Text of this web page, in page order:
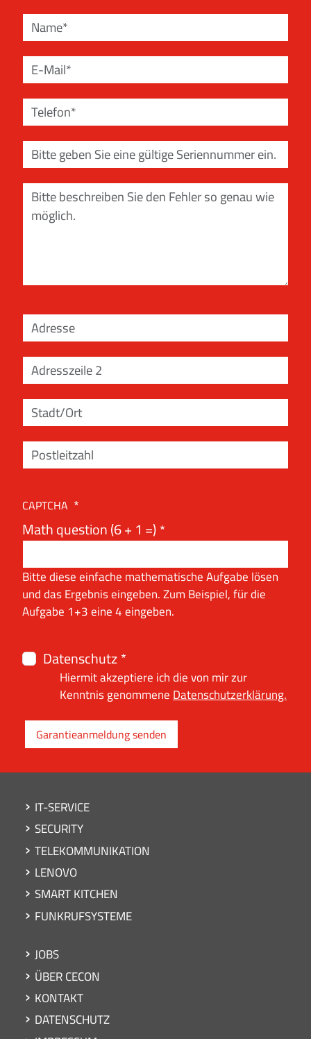
Name
E-Mail
Telefon
Seriennummer
Fehlerbeschreibung
Adresse
CAPTCHA
Math question (6 + 1 =)
Bitte diese einfache mathematische Aufgabe lösen
und das Ergebnis eingeben. Zum Beispiel, für die
Aufgabe 1+3 eine 4 eingeben.
Datenschutz
Hiermit akzeptiere ich die von mir zur
Kenntnis genommeneDatenschutzerklärung.
Main navigation
IT-SERVICE
SECURITY
TELEKOMMUNIKATION
LENOVO
SMART KITCHEN
FUNKRUFSYSTEME
Footer
JOBS
ÜBER CECON
KONTAKT
DATENSCHUTZ